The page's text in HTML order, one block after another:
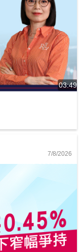
03:49
7/8/2026